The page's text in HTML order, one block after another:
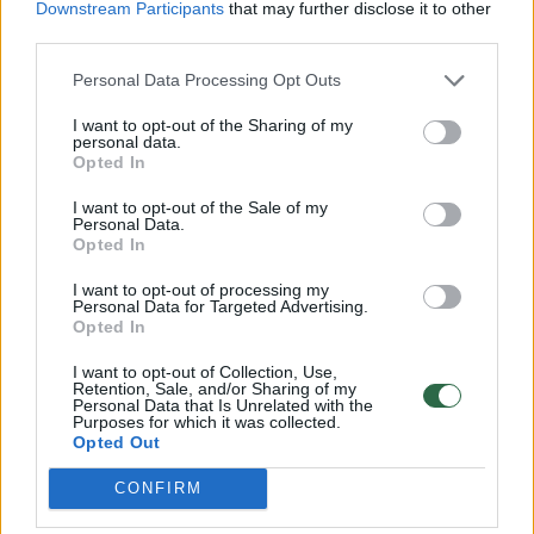
Downstream Participants that may further disclose it to other
Personal Data Processing Opt Outs
I want to opt-out of the Sharing of my
personal data.
Opted In
I want to opt-out of the Sale of my
Personal Data.
Opted In
I want to opt-out of processing my
Personal Data for Targeted Advertising.
Opted In
I want to opt-out of Collection, Use,
Retention, Sale, and/or Sharing of my
Personal Data that Is Unrelated with the
Purposes for which it was collected.
Opted Out
CONFIRM
Po D. Šakalienės pareiškimų apie „Fegdą“ – M.
Žinios | Lietuvos diena
00:50:59
Po tylos apie atleidimo aplinkybes prakalbo D.
Šakalienė: situacija iš anksto buvo nulemta
komplikuotai
Žinios | Lietuvos diena
00:34:26
R. Kauno darbą žada stebėti pro padidinamąjį stiklą:
užtikrinti skaidrumą reikės pastangų
Žinios | Lietuvos diena